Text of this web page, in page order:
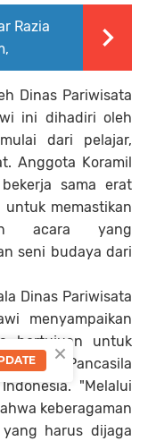
Razia
Dinas Pariwisata
ini dihadiri oleh
dari pelajar,
Anggota Koramil
sama erat
untuk memastikan
acara yang
seni budaya dari
Dinas Pariwisata
menyampaikan
bertujuan untuk
luhur Pancasila
"Melalui
keberagaman
harus dijaga
×